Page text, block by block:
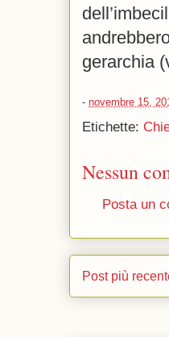
gerarchia
- novembre 15,
Etichette:
Nessun
Posta un
Post più